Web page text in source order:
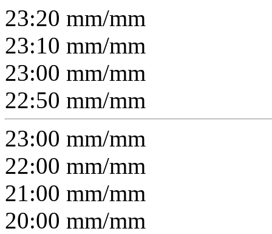
23:20 mm/mm
23:10 mm/mm
23:00 mm/mm
22:50 mm/mm
23:00 mm/mm
22:00 mm/mm
21:00 mm/mm
20:00 mm/mm